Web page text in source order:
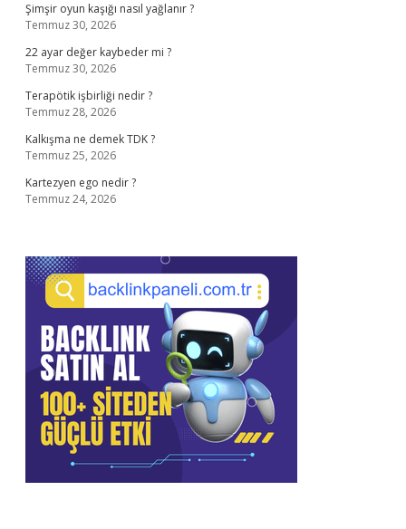
Şimşir oyun kaşığı nasıl yağlanır ?
Temmuz 30, 2026
22 ayar değer kaybeder mi ?
Temmuz 30, 2026
Terapötik işbirliği nedir ?
Temmuz 28, 2026
Kalkışma ne demek TDK ?
Temmuz 25, 2026
Kartezyen ego nedir ?
Temmuz 24, 2026